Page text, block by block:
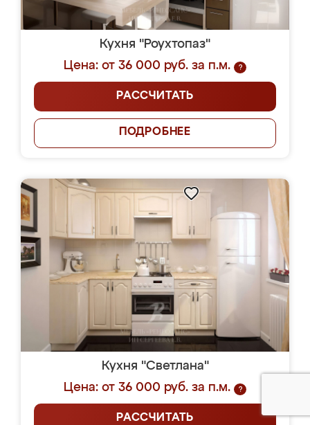
Кухня "Роухтопаз"
Цена: от 36 000 руб. за п.м.
?
РАССЧИТАТЬ
ПОДРОБНЕЕ
Кухня "Светлана"
Цена: от 36 000 руб. за п.м.
?
РАССЧИТАТЬ